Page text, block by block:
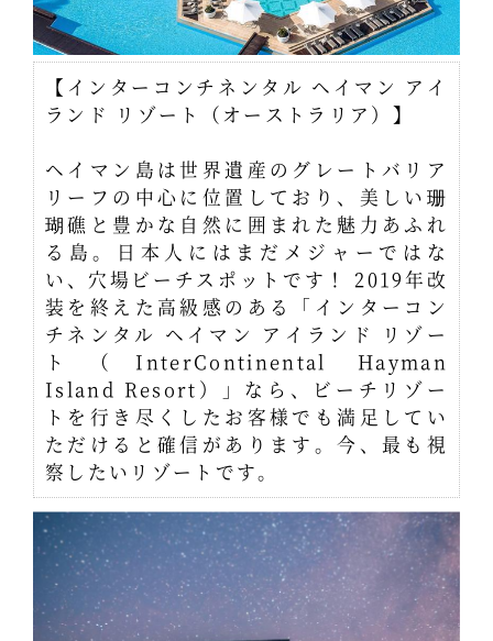
【インターコンチネンタル ヘイマン アイ
ランド リゾート（オーストラリア）】
ヘイマン島は世界遺産のグレートバリア
リーフの中心に位置しており、美しい珊
瑚礁と豊かな自然に囲まれた魅力あふれ
る島。日本人にはまだメジャーではな
い、穴場ビーチスポットです！ 2019年改
装を終えた高級感のある「インターコン
チネンタル ヘイマン アイランド リゾー
ト（InterContinental Hayman
Island Resort）」なら、ビーチリゾー
トを行き尽くしたお客様でも満足してい
ただけると確信があります。今、最も視
察したいリゾートです。